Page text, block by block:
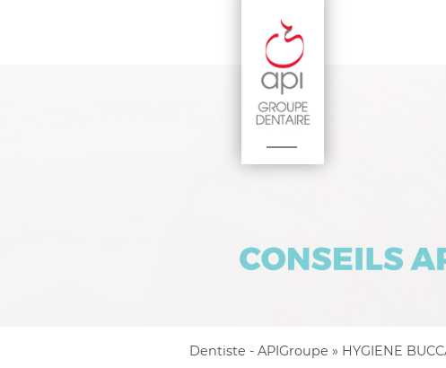
Dentiste - APIGroupe » HYGIENE